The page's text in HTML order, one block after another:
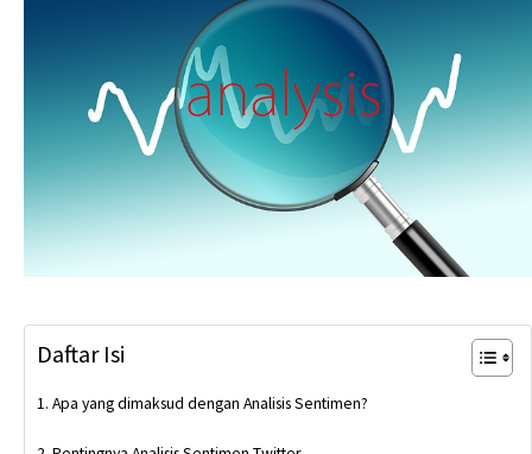
Daftar Isi
Apa yang dimaksud dengan Analisis Sentimen?